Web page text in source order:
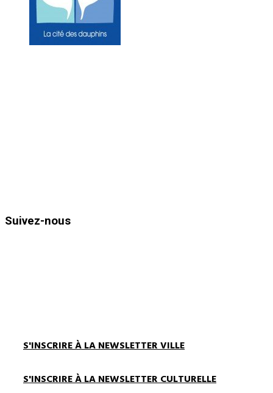
Suivez-nous
S'INSCRIRE À LA NEWSLETTER VILLE
S'INSCRIRE À LA NEWSLETTER CULTURELLE